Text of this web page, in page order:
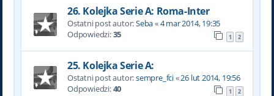
26. Kolejka Serie A: Roma-Inter
Ostatni post autor:Seba«4 mar 2014, 19:35
Odpowiedzi:35 1 2
25. Kolejka Serie A:
Ostatni post autor:sempre_fci«26 lut 2014, 19:56
Odpowiedzi:40 1 2